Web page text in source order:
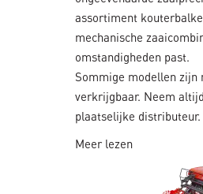
assortiment
mechanische
omstandigheden past.
Sommige modellen zijn
verkrijgbaar. Neem
plaatselijke distributeur.
Meer lezen